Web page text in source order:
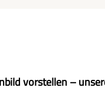
vorstellen –